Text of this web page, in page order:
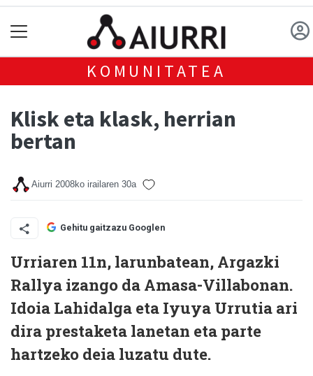
KOMUNITATEA
Klisk eta klask, herrian
bertan
Aiurri 2008ko irailaren 30a
Gehitu gaitzazu Googlen
Urriaren 11n, larunbatean, Argazki
Rallya izango da Amasa-Villabonan.
Idoia Lahidalga eta Iyuya Urrutia ari
dira prestaketa lanetan eta parte
hartzeko deia luzatu dute.